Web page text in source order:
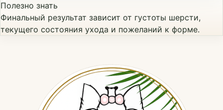
Полезно знать
Финальный результат зависит от густоты шерсти,
текущего состояния ухода и пожеланий к форме.